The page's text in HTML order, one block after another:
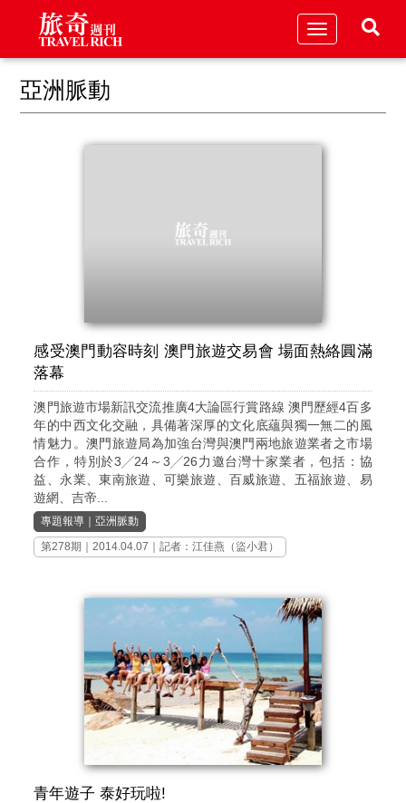
Toggle
亞洲脈動
感受澳門動容時刻 澳門旅遊交易會 場面熱絡圓滿
落幕
澳門旅遊市場新訊交流推廣4大論區行賞路線 澳門歷經4百多
年的中西文化交融，具備著深厚的文化底蘊與獨一無二的風
情魅力。澳門旅遊局為加強台灣與澳門兩地旅遊業者之市場
合作，特別於3╱24～3╱26力邀台灣十家業者，包括：協
益、永業、東南旅遊、可樂旅遊、百威旅遊、五福旅遊、易
遊網、吉帝...
專題報導 ｜亞洲脈動
第278期
｜2014.04.07｜記者：江佳燕（盜小君）
青年遊子 泰好玩啦!